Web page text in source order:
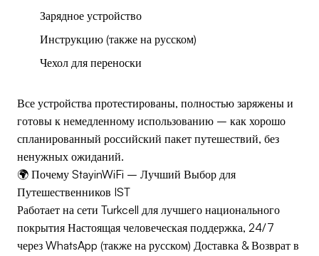
Зарядное устройство
Инструкцию (также на русском)
Чехол для переноски
Все устройства протестированы, полностью заряжены и
готовы к немедленному использованию – как хорошо
спланированный российский пакет путешествий, без
ненужных ожиданий.
🌍 Почему StayinWiFi – Лучший Выбор для
Путешественников IST
Работает на сети Turkcell для лучшего национального
покрытия Настоящая человеческая поддержка, 24/7
через WhatsApp (также на русском) Доставка & Возврат в